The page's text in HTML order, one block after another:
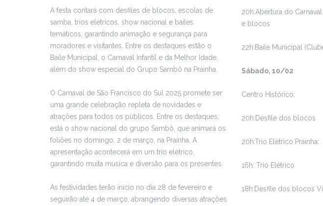
A festa contará com desfiles de blocos, escolas de
samba, trios elétricos, show nacional e bailes
temáticos, garantindo animação e segurança para
moradores e visitantes. Entre os destaques estão o
Baile Municipal, o Carnaval Infantil e da Melhor Idade,
além do show especial do Grupo Sambô na Prainha.
O Carnaval de São Francisco do Sul 2025 promete ser
uma grande celebração repleta de novidades e
atrações para todos os públicos. Entre os destaques,
está o show nacional do grupo Sambô, que animará os
foliões no domingo, 2 de março, na Prainha. A
apresentação acontecerá em um trio elétrico,
garantindo muita música e diversão para os presentes.
As festividades terão início no dia 28 de fevereiro e
seguirão até 4 de março, abrangendo diversas atrações
20h:Abertura do
e blocos
22h:Baile Municipal
Sábado, 10/02
Centro Histórico:
20h:Desfile dos blocos
20h:Trio Elétrico Prainha:
16h: Trio Elétrico
18h:Desfile dos blocos